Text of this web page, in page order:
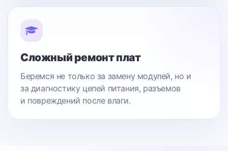
Сложный ремонт плат
Беремся не только за замену модулей, но и
за диагностику цепей питания, разъемов
и повреждений после влаги.